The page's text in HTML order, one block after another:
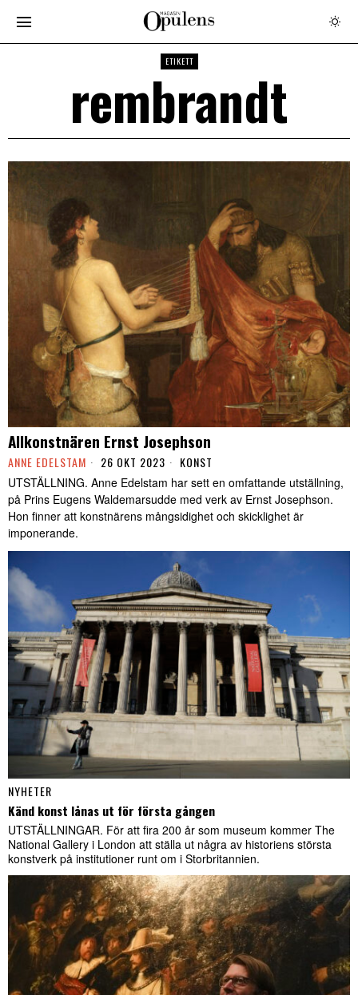
ETIKETT
rembrandt
Allkonstnären Ernst Josephson
ANNE EDELSTAM 26 OKT 2023 KONST
UTSTÄLLNING. Anne Edelstam har sett en omfattande utställning,
på Prins Eugens Waldemarsudde med verk av Ernst Josephson.
Hon finner att konstnärens mångsidighet och skicklighet är
imponerande.
NYHETER
Känd konst lånas ut för första gången
UTSTÄLLNINGAR. För att fira 200 år som museum kommer The
National Gallery i London att ställa ut några av historiens största
konstverk på institutioner runt om i Storbritannien.